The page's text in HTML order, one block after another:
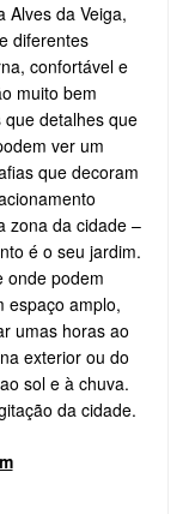
Alves da Veiga,
diferentes
confortável e
muito bem
detalhes que
ver um
que decoram
zona da cidade –
é o seu jardim.
onde podem
espaço amplo,
umas horas ao
exterior ou do
sol e à chuva.
da cidade.